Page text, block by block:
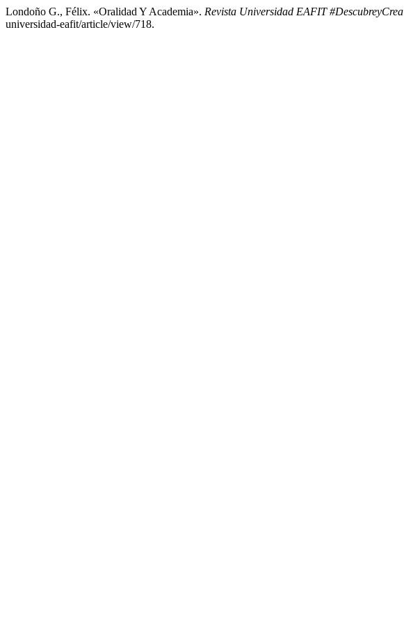
Londoño G., Félix. «Oralidad Y Academia». Revista Universidad EAFIT #DescubreyCrea
universidad-eafit/article/view/718.